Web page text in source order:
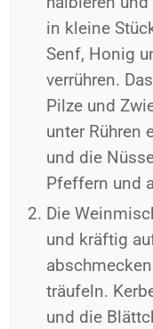
in kleine
Senf, Honig
verrühren.
Pilze und
unter Rühren
und die
Pfeffern und
Die
und kräftig
träufeln.
und die